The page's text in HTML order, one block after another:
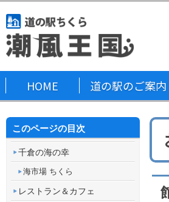
HOME 道の駅のご案内
このページの目次
千倉の海の幸
海市場 ちくら
レストラン＆カフェ